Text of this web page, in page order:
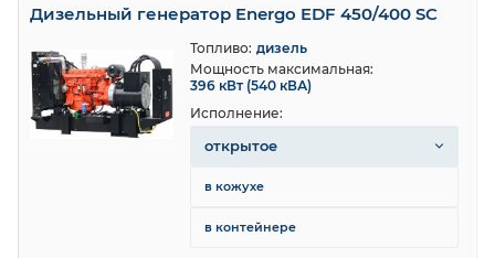
Дизельный генератор Energo EDF 450/400 SC
Топливо: дизель
Мощность максимальная:
396 кВт (540 кВА)
Исполнение:
открытое
в кожухе
в контейнере